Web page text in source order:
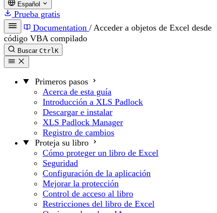
Español
Prueba gratis
Documentation / Acceder a objetos de Excel desde
código VBA compilado
Buscar CtrlK
Primeros pasos
Acerca de esta guía
Introducción a XLS Padlock
Descargar e instalar
XLS Padlock Manager
Registro de cambios
Proteja su libro
Cómo proteger un libro de Excel
Seguridad
Configuración de la aplicación
Mejorar la protección
Control de acceso al libro
Restricciones del libro de Excel